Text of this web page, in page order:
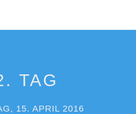
TAG
15. APRIL 2016